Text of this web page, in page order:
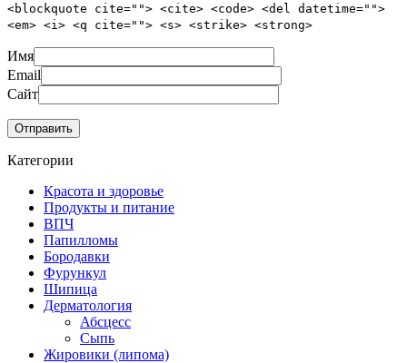
<blockquote cite=""> <cite> <code> <del datetime="">
<em> <i> <q cite=""> <s> <strike> <strong>
Имя
Email
Сайт
Категории
Красота и здоровье
Продукты и питание
ВПЧ
Папилломы
Бородавки
Фурункул
Шипица
Дерматология
Абсцесс
Сыпь
Жировики (липома)